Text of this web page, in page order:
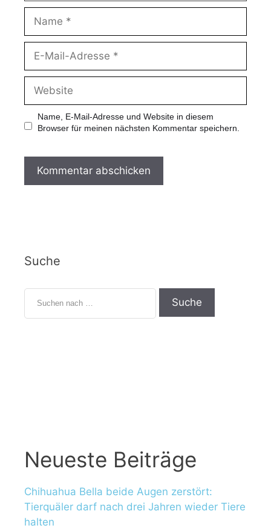
Name, E-Mail-Adresse und Website in diesem
Browser für meinen nächsten Kommentar speichern.
Suche
Neueste Beiträge
Chihuahua Bella beide Augen zerstört:
Tierquäler darf nach drei Jahren wieder Tiere
halten